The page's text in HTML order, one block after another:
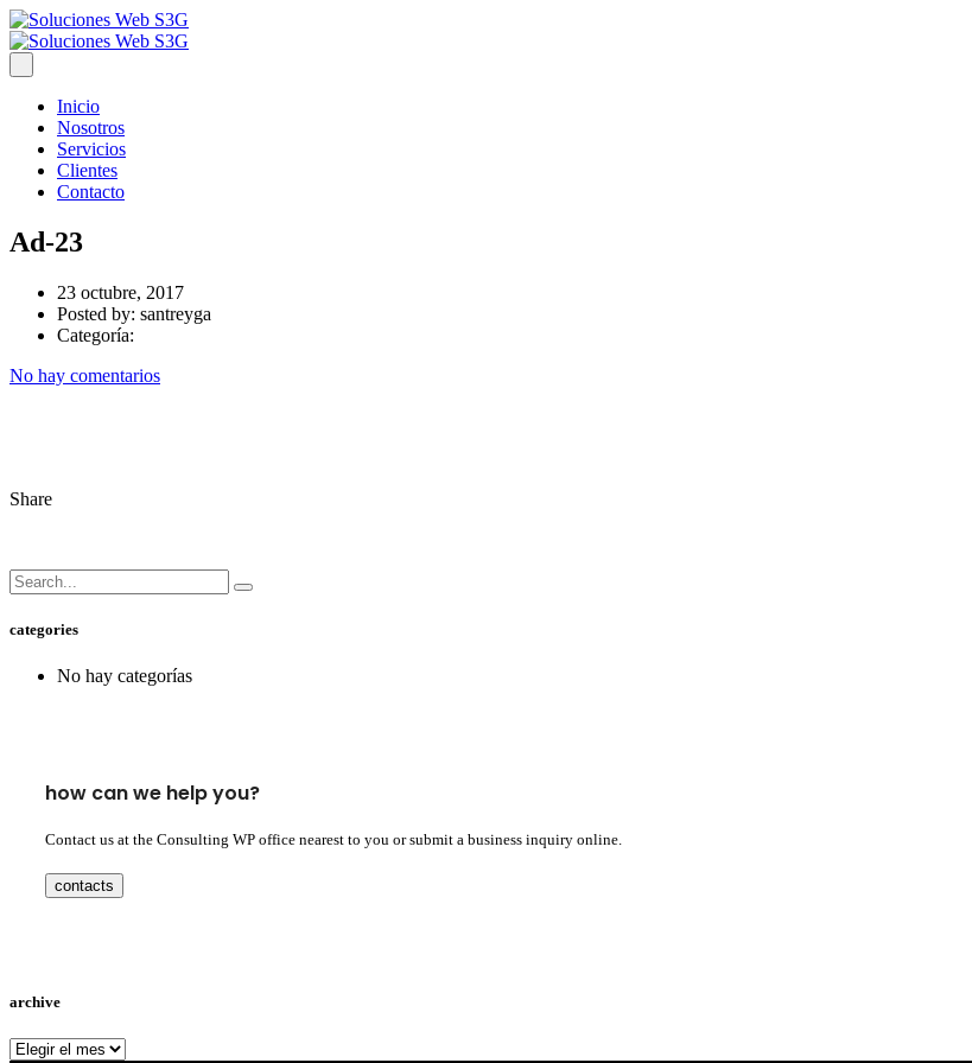
Inicio
Nosotros
Servicios
Clientes
Contacto
Ad-23
23 octubre, 2017
Posted by: santreyga
Categoría:
No hay comentarios
Share
categories
No hay categorías
how can we help you?
Contact us at the Consulting WP office nearest to you or submit a business inquiry online.
contacts
archive
archive